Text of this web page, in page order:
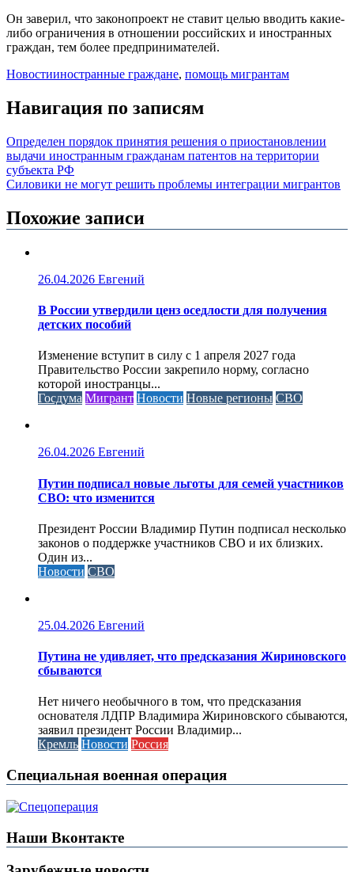
Он заверил, что законопроект не ставит целью вводить какие-
либо ограничения в отношении российских и иностранных
граждан, тем более предпринимателей.
Новостииностранные граждане, помощь мигрантам
Навигация по записям
Определен порядок принятия решения о приостановлении
выдачи иностранным гражданам патентов на территории
субъекта РФ
Силовики не могут решить проблемы интеграции мигрантов
Похожие записи
26.04.2026 Евгений
В России утвердили ценз оседлости для получения
детских пособий
Изменение вступит в силу с 1 апреля 2027 года
Правительство России закрепило норму, согласно
которой иностранцы...
Госдума Мигрант Новости Новые регионы СВО
26.04.2026 Евгений
Путин подписал новые льготы для семей участников
СВО: что изменится
Президент России Владимир Путин подписал несколько
законов о поддержке участников СВО и их близких.
Один из...
Новости СВО
25.04.2026 Евгений
Путина не удивляет, что предсказания Жириновского
сбываются
Нет ничего необычного в том, что предсказания
основателя ЛДПР Владимира Жириновского сбываются,
заявил президент России Владимир...
Кремль Новости Россия
Специальная военная операция
Наши Вконтакте